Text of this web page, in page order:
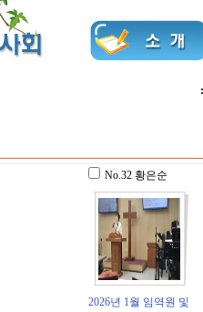
No.32황은순
2026년 1월 임역원 및